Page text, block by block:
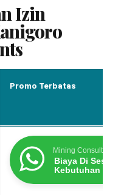
Izin
Promo Terbatas
Promo Terbatas
Mining Consultants
Biaya Di
Kebutuhan